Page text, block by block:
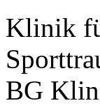
Klinik
BG